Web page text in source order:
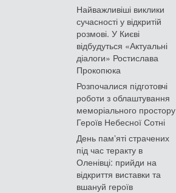
Найважливіші виклики
сучасності у відкритій
розмові. У Києві
відбудуться «Актуальні
діалоги» Ростислава
Прокопюка
Розпочалися підготовчі
роботи з облаштування
меморіального простору
Героїв Небесної Сотні
День памʼяті страчених
під час теракту в
Оленівці: прийди на
відкриття виставки та
вшануй героїв